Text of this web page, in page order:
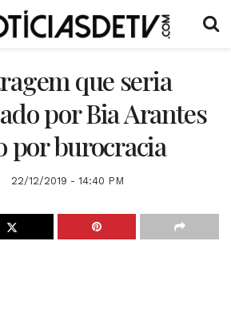
que seria
por Bia Arantes
por burocracia
22/12/2019 - 14:40 PM